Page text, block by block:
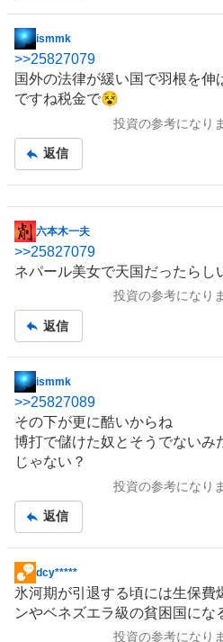
掲
示
板
記
ismmk
>>25827079
国外の法律が緩い国で羽根を伸
ですね税金で😵
投資の参考になり
返信
掲
示
板
六本木一夫
>>25827079
ネパール美女で天国だったらし
投資の参考になり
返信
掲
示
板
記
事
ismmk
>>25827089
その下が更に酷いからね
博打で儲けた奴とそうでないみ
じゃない？
投資の参考になり
返信
掲
示
板
dcy*****
氷河期が引退する頃には生保費
ンやベネズエラ級の貧困国にな
投資の参考になり